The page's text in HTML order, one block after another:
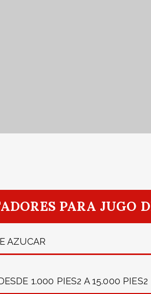
PARA JUGO
AZUCAR
1.000 PIES2 A 15.000 PIES2